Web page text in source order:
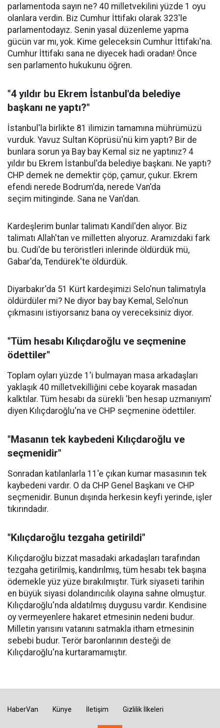
parlamentoda sayın ne? 40 milletvekilini yüzde 1 oyu
olanlara verdin. Biz Cumhur İttifakı olarak 323'le
parlamentodayız. Senin yasal düzenleme yapma
gücün var mı, yok. Kime geleceksin Cumhur İttifakı'na.
Cumhur İttifakı sana ne diyecek hadi oradan! Önce
sen parlamento hukukunu öğren.
"4 yıldır bu Ekrem İstanbul'da belediye
başkanı ne yaptı?"
İstanbul'la birlikte 81 ilimizin tamamına mührümüzü
vurduk. Yavuz Sultan Köprüsü'nü kim yaptı? Bir de
bunlara sorun ya Bay bay Kemal siz ne yaptınız? 4
yıldır bu Ekrem İstanbul'da belediye başkanı. Ne yaptı?
CHP demek ne demektir çöp, çamur, çukur. Ekrem
efendi nerede Bodrum'da, nerede Van'da
seçim mitinginde. Sana ne Van'dan.
Kardeşlerim bunlar talimatı Kandil'den alıyor. Biz
talimatı Allah'tan ve milletten alıyoruz. Aramızdaki fark
bu. Cudi'de bu teröristleri inlerinde öldürdük mü,
Gabar'da, Tendürek'te öldürdük.
Diyarbakır'da 51 Kürt kardeşimizi Selo'nun talimatıyla
öldürdüler mi? Ne diyor bay bay Kemal, Selo'nun
çıkmasını istiyorsanız bana oy vereceksiniz diyor.
"Tüm hesabı Kılıçdaroğlu ve seçmenine
ödettiler"
Toplam oyları yüzde 1'i bulmayan masa arkadaşları
yaklaşık 40 milletvekilliğini cebe koyarak masadan
kalktılar. Tüm hesabı da sürekli 'ben hesap uzmanıyım'
diyen Kılıçdaroğlu'na ve CHP seçmenine ödettiler.
"Masanın tek kaybedeni Kılıçdaroğlu ve
seçmenidir"
Sonradan katılanlarla 11'e çıkan kumar masasının tek
kaybedeni vardır. O da CHP Genel Başkanı ve CHP
seçmenidir. Bunun dışında herkesin keyfi yerinde, işler
tıkırındadır.
"Kılıçdaroğlu tezgaha getirildi"
Kılıçdaroğlu bizzat masadaki arkadaşları tarafından
tezgaha getirilmiş, kandırılmış, tüm hesabı tek başına
ödemekle yüz yüze bırakılmıştır. Türk siyaseti tarihin
en büyük siyasi dolandırıcılık olayına sahne olmuştur.
Kılıçdaroğlu'nda aldatılmış duygusu vardır. Kendisine
oy vermeyenlere hakaret etmesinin nedeni budur.
Milletin yarısını vatanını satmakla itham etmesinin
sebebi budur. Terör baronlarının desteği de
Kılıçdaroğlu'na kurtaramamıştır.
HaberVan Künye İletişim Gizlilik İlkeleri